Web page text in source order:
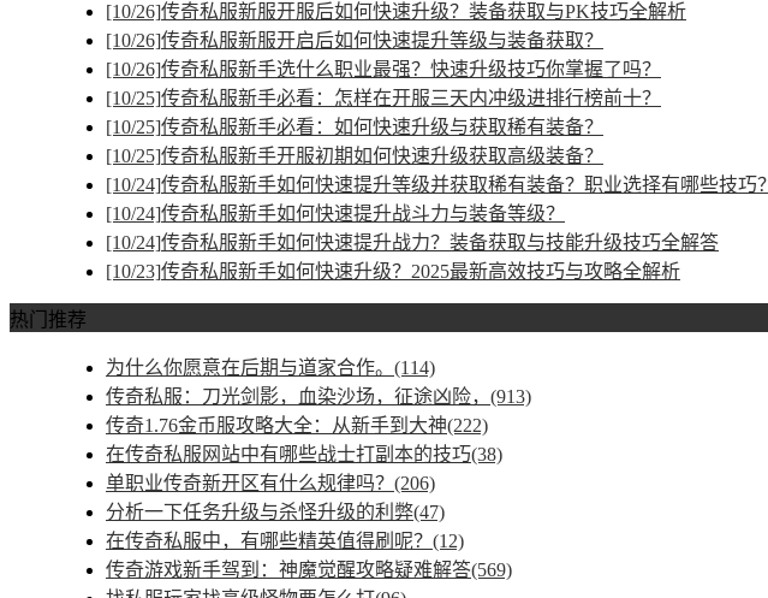
[10/26]传奇私服新服开服后如何快速升级？装备获取与PK技巧全解析
[10/26]传奇私服新服开启后如何快速提升等级与装备获取？
[10/26]传奇私服新手选什么职业最强？快速升级技巧你掌握了吗？
[10/25]传奇私服新手必看：怎样在开服三天内冲级进排行榜前十？
[10/25]传奇私服新手必看：如何快速升级与获取稀有装备？
[10/25]传奇私服新手开服初期如何快速升级获取高级装备？
[10/24]传奇私服新手如何快速提升等级并获取稀有装备？职业选择有哪些技巧？
[10/24]传奇私服新手如何快速提升战斗力与装备等级？
[10/24]传奇私服新手如何快速提升战力？装备获取与技能升级技巧全解答
[10/23]传奇私服新手如何快速升级？2025最新高效技巧与攻略全解析
热门推荐
为什么你愿意在后期与道家合作。(114)
传奇私服：刀光剑影，血染沙场，征途凶险，(913)
传奇1.76金币服攻略大全：从新手到大神(222)
在传奇私服网站中有哪些战士打副本的技巧(38)
单职业传奇新开区有什么规律吗？(206)
分析一下任务升级与杀怪升级的利弊(47)
在传奇私服中，有哪些精英值得刷呢？(12)
传奇游戏新手驾到：神魔觉醒攻略疑难解答(569)